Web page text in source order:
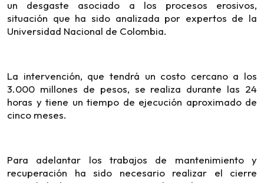
un desgaste asociado a los procesos erosivos,
situación que ha sido analizada por expertos de la
Universidad Nacional de Colombia.
La intervención, que tendrá un costo cercano a los
3.000 millones de pesos, se realiza durante las 24
horas y tiene un tiempo de ejecución aproximado de
cinco meses.
Para adelantar los trabajos de mantenimiento y
recuperación ha sido necesario realizar el cierre